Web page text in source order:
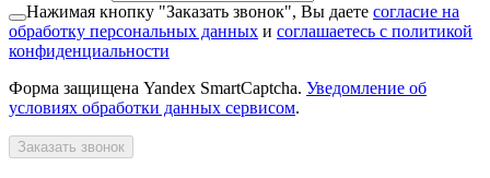
Нажимая кнопку "Заказать звонок", Вы даете согласие на
обработку персональных данных и соглашаетесь с политикой
конфиденциальности
Форма защищена Yandex SmartCaptcha. Уведомление об
условиях обработки данных сервисом.
Заказать звонок